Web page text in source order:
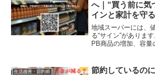
へ｜“買う前に気
インと家計を守
地域スーパーには、
る“サイン”がありま
PB商品の増加、容量
がちなポイントをわ
計を守るために知っ
の前兆」をまとめま
生活改善・節約術
節約しているの